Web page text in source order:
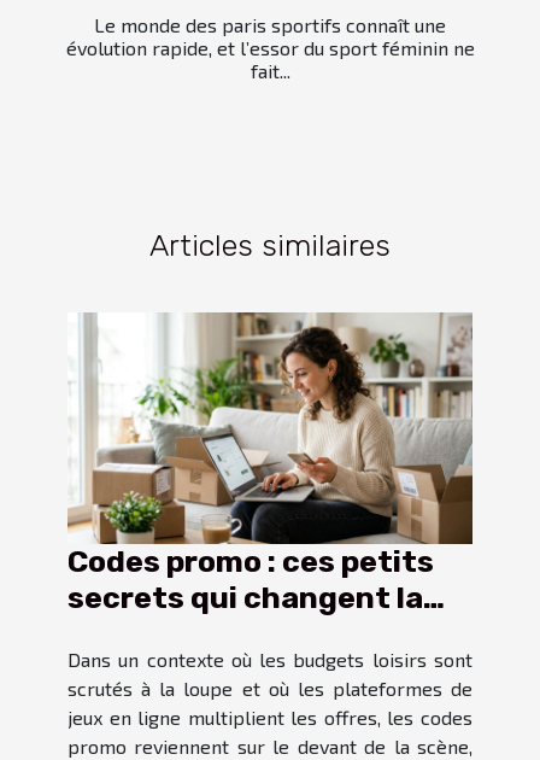
Le monde des paris sportifs connaît une
évolution rapide, et l’essor du sport féminin ne
fait...
Articles similaires
Codes promo : ces petits
secrets qui changent la
Dans un contexte où les budgets loisirs sont
scrutés à la loupe et où les plateformes de
jeux en ligne multiplient les offres, les codes
promo reviennent sur le devant de la scène,